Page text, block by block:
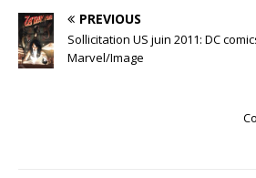
PREVIOUS
Sollicitation US juin 2011: DC
Marvel/Image